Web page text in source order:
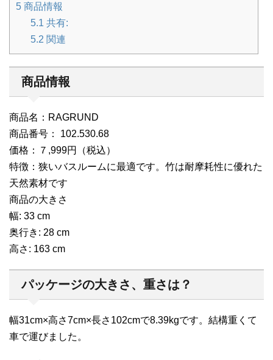
5 商品情報
5.1 共有:
5.2 関連
商品情報
商品名：RAGRUND
商品番号： 102.530.68
価格：７,999円（税込）
特徴：狭いバスルームに最適です。竹は耐摩耗性に優れた
天然素材です
商品の大きさ
幅: 33 cm
奥行き: 28 cm
高さ: 163 cm
パッケージの大きさ、重さは？
幅31cm×高さ7cm×長さ102cmで8.39kgです。結構重くて
車で運びました。